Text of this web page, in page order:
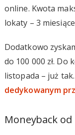
online. Kwota
lokaty – 3
Dodatkowo
do 100 000 zł.
listopada – już
dedykowanym
Moneyback